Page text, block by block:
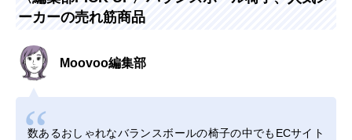
ーカーの売れ筋商品
Moovoo編集部
数あるおしゃれなバランスボールの椅子の中でもECサイト